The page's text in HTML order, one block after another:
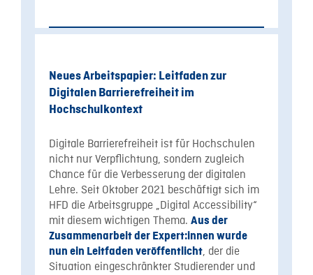
Neues Arbeitspapier: Leitfaden zur
Digitalen Barrierefreiheit im
Hochschulkontext
Digitale Barrierefreiheit ist für Hochschulen
nicht nur Verpflichtung, sondern zugleich
Chance für die Verbesserung der digitalen
Lehre. Seit Oktober 2021 beschäftigt sich im
HFD die Arbeitsgruppe „Digital Accessibility“
mit diesem wichtigen Thema. Aus der
Zusammenarbeit der Expert:innen wurde
nun ein Leitfaden veröffentlicht, der die
Situation eingeschränkter Studierender und